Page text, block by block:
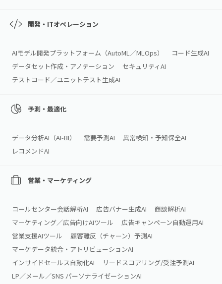
開発・ITオペレーション
AIモデル開発プラットフォーム（AutoML／MLOps）
コード生成AI
データセット作成・アノテーション
セキュリティAI
テストコード／ユニットテスト生成AI
予測・最適化
データ分析AI（AI‑BI） 需要予測AI
異常検知・予知保全AI
レコメンドAI
営業・マーケティング
コールセンター会話解析AI 広告バナー生成AI
商談解析AI
マーケティング／広告向けAIツール
広告キャンペーン自動運用AI
営業支援AIツール
顧客離反（チャーン）予測AI
マーケデータ統合・アトリビューションAI
インサイドセールス自動化AI
リードスコアリング/受注予測AI
LP／メール／SNS パーソナライゼーションAI